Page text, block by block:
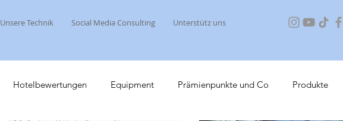
Unsere Technik Social Media Consulting Unterstütz uns
Hotelbewertungen Equipment Prämienpunkte und Co Produkte